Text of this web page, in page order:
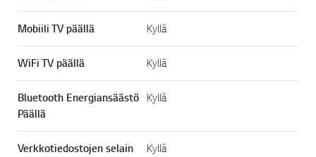
Mobiili TV päällä Kyllä
WiFi TV päällä Kyllä
Bluetooth Energiansäästö
Päällä
Kyllä
Verkkotiedostojen selain Kyllä